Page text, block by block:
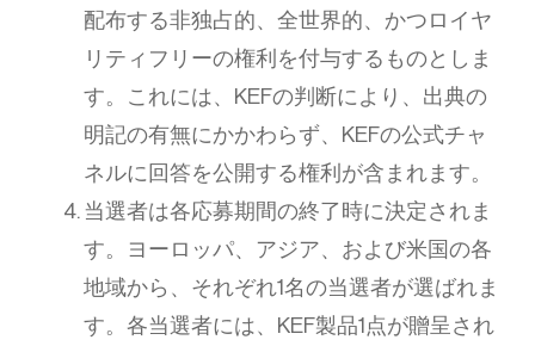
配布する非独占的、全世界的、かつロイヤ
リティフリーの権利を付与するものとしま
す。これには、KEFの判断により、出典の
明記の有無にかかわらず、KEFの公式チャ
ネルに回答を公開する権利が含まれます。
当選者は各応募期間の終了時に決定されま
す。ヨーロッパ、アジア、および米国の各
地域から、それぞれ1名の当選者が選ばれま
す。各当選者には、KEF製品1点が贈呈され